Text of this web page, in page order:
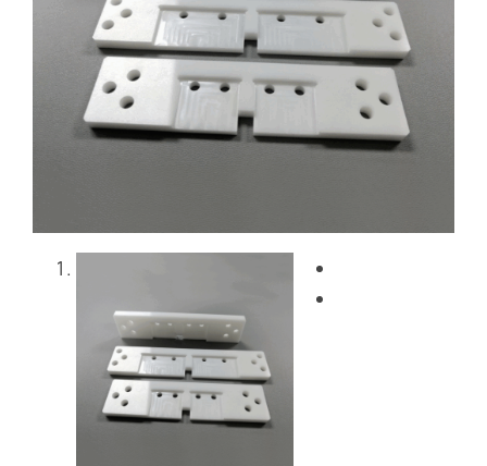
ブログ
お問い合わせ